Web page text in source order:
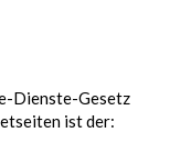
Dienste-Gesetz
ist der: